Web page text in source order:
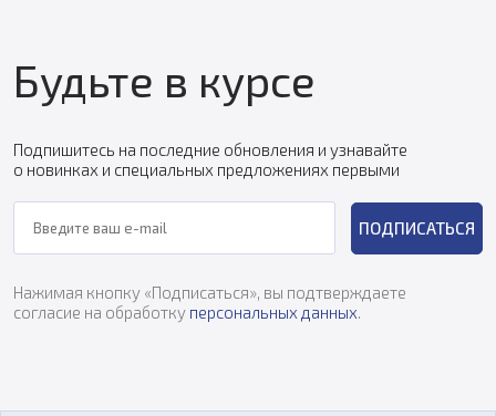
Будьте в курсе
Подпишитесь на последние обновления и узнавайте
о новинках и специальных предложениях первыми
ПОДПИСАТЬСЯ
Нажимая кнопку «Подписаться», вы подтверждаете
согласие на обработку персональных данных.